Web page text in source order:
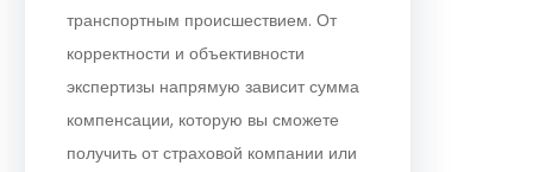
транспортным происшествием. От
корректности и объективности
экспертизы напрямую зависит сумма
компенсации, которую вы сможете
получить от страховой компании или